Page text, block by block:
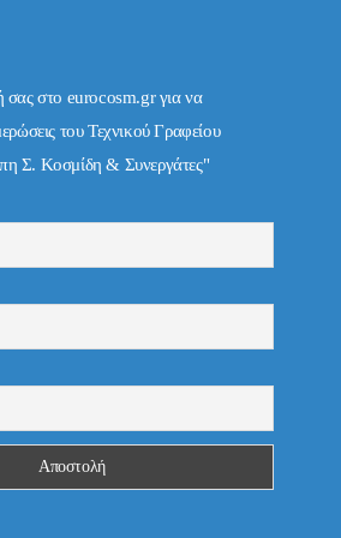
σας στο eurocosm.gr για να
του Τεχνικού Γραφείου
Σ. Κοσμίδη & Συνεργάτες"